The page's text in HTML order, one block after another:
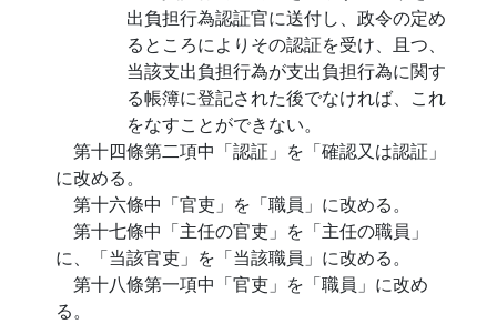
出負担行為認証官に送付し、政令の定め
るところによりその認証を受け、且つ、
当該支出負担行為が支出負担行為に関す
る帳簿に登記された後でなければ、これ
をなすことができない。
第十四條第二項中「認証」を「確認又は認証」
に改める。
第十六條中「官吏」を「職員」に改める。
第十七條中「主任の官吏」を「主任の職員」
に、「当該官吏」を「当該職員」に改める。
第十八條第一項中「官吏」を「職員」に改め
る。